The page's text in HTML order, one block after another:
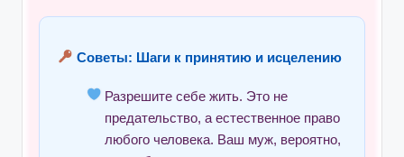
Советы: Шаги к принятию и исцелению
Разрешите себе жить. Это не
предательство, а естественное право
любого человека. Ваш муж, вероятно,